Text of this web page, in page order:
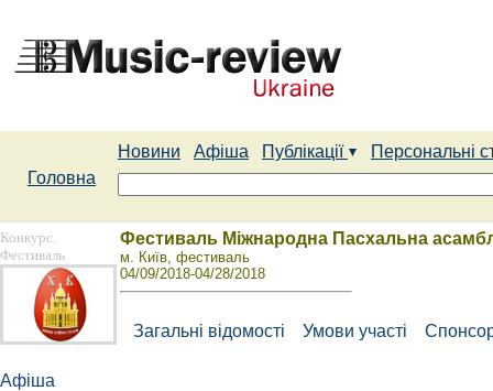
Новини Афіша Публікації
Персональні
Головна
Конкурс.
Фестиваль
Афіша
Фестиваль Міжнародна Пасхальна
м. Київ, фестиваль
04/09/2018-04/28/2018
Загальні відомості Умови участі